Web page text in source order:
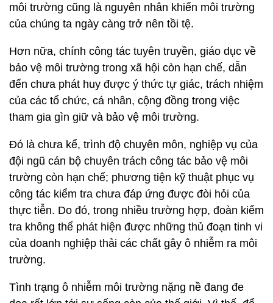
môi trường cũng là nguyên nhân khiến môi trường
của chúng ta ngày càng trở nên tồi tệ.
Hơn nữa, chính công tác tuyên truyền, giáo dục về
bảo vệ môi trường trong xã hội còn hạn chế, dẫn
đến chưa phát huy được ý thức tự giác, trách nhiệm
của các tổ chức, cá nhân, cộng đồng trong việc
tham gia gìn giữ và bảo vệ môi trường.
Đó là chưa kể, trình độ chuyên môn, nghiệp vụ của
đội ngũ cán bộ chuyên trách công tác bảo vệ môi
trường còn hạn chế; phương tiện kỹ thuật phục vụ
công tác kiểm tra chưa đáp ứng được đòi hỏi của
thực tiễn. Do đó, trong nhiều trường hợp, đoàn kiểm
tra không thể phát hiện được những thủ đoạn tinh vi
của doanh nghiệp thải các chất gây ô nhiễm ra môi
trường.
Tình trạng ô nhiễm môi trường nặng nề đang đe